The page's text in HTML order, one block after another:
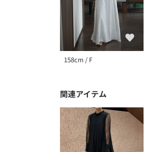
158cm / F
関連アイテム